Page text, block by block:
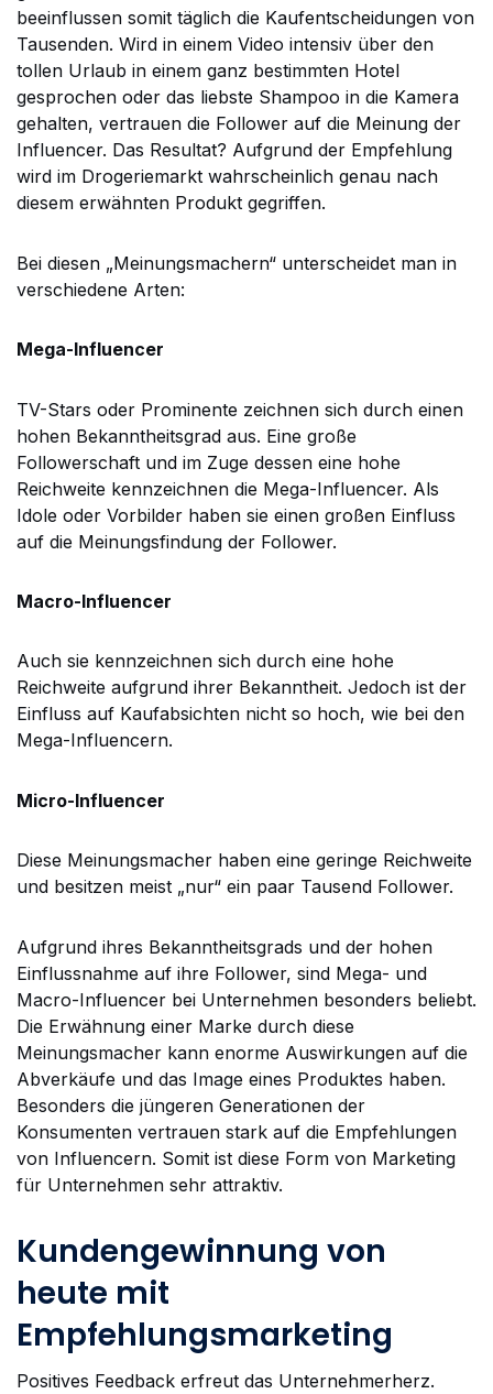
beeinflussen somit täglich die Kaufentscheidungen von
Tausenden. Wird in einem Video intensiv über den
tollen Urlaub in einem ganz bestimmten Hotel
gesprochen oder das liebste Shampoo in die Kamera
gehalten, vertrauen die Follower auf die Meinung der
Influencer. Das Resultat? Aufgrund der Empfehlung
wird im Drogeriemarkt wahrscheinlich genau nach
diesem erwähnten Produkt gegriffen.
Bei diesen „Meinungsmachern“ unterscheidet man in
verschiedene Arten:
Mega-Influencer
TV-Stars oder Prominente zeichnen sich durch einen
hohen Bekanntheitsgrad aus. Eine große
Followerschaft und im Zuge dessen eine hohe
Reichweite kennzeichnen die Mega-Influencer. Als
Idole oder Vorbilder haben sie einen großen Einfluss
auf die Meinungsfindung der Follower.
Macro-Influencer
Auch sie kennzeichnen sich durch eine hohe
Reichweite aufgrund ihrer Bekanntheit. Jedoch ist der
Einfluss auf Kaufabsichten nicht so hoch, wie bei den
Mega-Influencern.
Micro-Influencer
Diese Meinungsmacher haben eine geringe Reichweite
und besitzen meist „nur“ ein paar Tausend Follower.
Aufgrund ihres Bekanntheitsgrads und der hohen
Einflussnahme auf ihre Follower, sind Mega- und
Macro-Influencer bei Unternehmen besonders beliebt.
Die Erwähnung einer Marke durch diese
Meinungsmacher kann enorme Auswirkungen auf die
Abverkäufe und das Image eines Produktes haben.
Besonders die jüngeren Generationen der
Konsumenten vertrauen stark auf die Empfehlungen
von Influencern. Somit ist diese Form von Marketing
für Unternehmen sehr attraktiv.
Kundengewinnung von
heute mit
Empfehlungsmarketing
Positives Feedback erfreut das Unternehmerherz.